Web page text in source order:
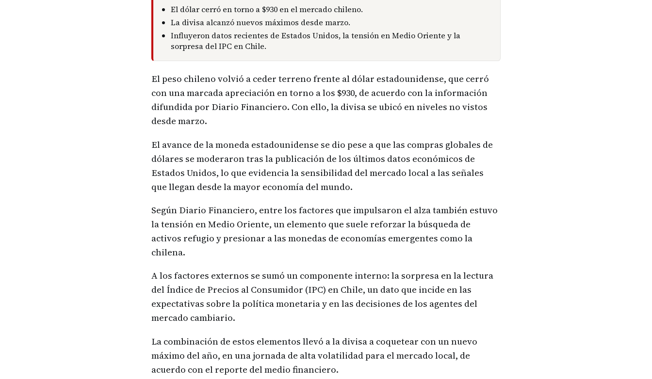
El dólar cerró en torno a $930 en el mercado chileno.
La divisa alcanzó nuevos máximos desde marzo.
Influyeron datos recientes de Estados Unidos, la tensión en Medio Oriente y la
sorpresa del IPC en Chile.
El peso chileno volvió a ceder terreno frente al dólar estadounidense, que cerró
con una marcada apreciación en torno a los $930, de acuerdo con la información
difundida por Diario Financiero. Con ello, la divisa se ubicó en niveles no vistos
desde marzo.
El avance de la moneda estadounidense se dio pese a que las compras globales de
dólares se moderaron tras la publicación de los últimos datos económicos de
Estados Unidos, lo que evidencia la sensibilidad del mercado local a las señales
que llegan desde la mayor economía del mundo.
Según Diario Financiero, entre los factores que impulsaron el alza también estuvo
la tensión en Medio Oriente, un elemento que suele reforzar la búsqueda de
activos refugio y presionar a las monedas de economías emergentes como la
chilena.
A los factores externos se sumó un componente interno: la sorpresa en la lectura
del Índice de Precios al Consumidor (IPC) en Chile, un dato que incide en las
expectativas sobre la política monetaria y en las decisiones de los agentes del
mercado cambiario.
La combinación de estos elementos llevó a la divisa a coquetear con un nuevo
máximo del año, en una jornada de alta volatilidad para el mercado local, de
acuerdo con el reporte del medio financiero.